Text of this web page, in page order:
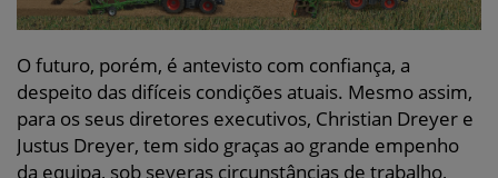
O futuro, porém, é antevisto com confiança, a
despeito das difíceis condições atuais. Mesmo assim,
para os seus diretores executivos, Christian Dreyer e
Justus Dreyer, tem sido graças ao grande empenho
da equipa, sob severas circunstâncias de trabalho,